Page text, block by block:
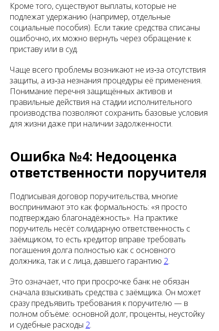
Кроме того, существуют выплаты, которые не
подлежат удержанию (например, отдельные
социальные пособия). Если такие средства списаны
ошибочно, их можно вернуть через обращение к
приставу или в суд.
Чаще всего проблемы возникают не из‑за отсутствия
защиты, а из‑за незнания процедуры её применения.
Понимание перечня защищённых активов и
правильные действия на стадии исполнительного
производства позволяют сохранить базовые условия
для жизни даже при наличии задолженности.
Ошибка №4: Недооценка
ответственности поручителя
Подписывая договор поручительства, многие
воспринимают это как формальность: «я просто
подтверждаю благонадёжность». На практике
поручитель несёт солидарную ответственность с
заёмщиком, то есть кредитор вправе требовать
погашения долга полностью как с основного
должника, так и с лица, давшего гарантию 2.
Это означает, что при просрочке банк не обязан
сначала взыскивать средства с заёмщика. Он может
сразу предъявить требования к поручителю — в
полном объёме: основной долг, проценты, неустойку
и судебные расходы 2.